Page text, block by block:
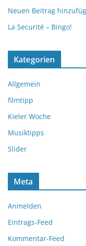
Neuen Beitrag
La Securité – Bingo!
Kategorien
Allgemein
filmtipp
Kieler Woche
Musiktipps
Slider
Meta
Anmelden
Eintrags-Feed
Kommentar-Feed